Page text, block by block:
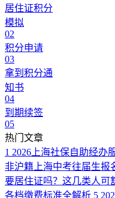
居住证积分
模拟
02
积分申请
03
拿到积分通
知书
04
到期续签
05
热门文章
1 2026上海社保自助经办
非沪籍上海中考往届生报
要居住证吗？这几类人可
各档缴费标准全解析 5